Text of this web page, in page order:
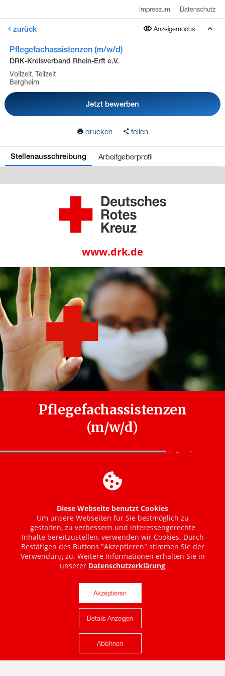
Impressum | Datenschutz
zurück Anzeigemodus
Pflegefachassistenzen (m/w/d)
DRK-Kreisverband Rhein-Erft e.V.
Vollzeit, Teilzeit
Bergheim
Jetzt bewerben
drucken teilen
Stellenausschreibung Arbeitgeberprofil
Karte anzeigen
Diese Webseite benutzt Cookies
Um unsere Webseiten für Sie bestmöglich zu
gestalten, zu verbessern und interessengerechte
Inhalte bereitzustellen, verwenden wir Cookies. Durch
Bestätigen des Buttons "Akzeptieren" stimmen Sie der
Verwendung zu. Weitere Informationen erhalten Sie in
unserer Datenschutzerklärung
Akzeptieren
Details Anzeigen
Ablehnen